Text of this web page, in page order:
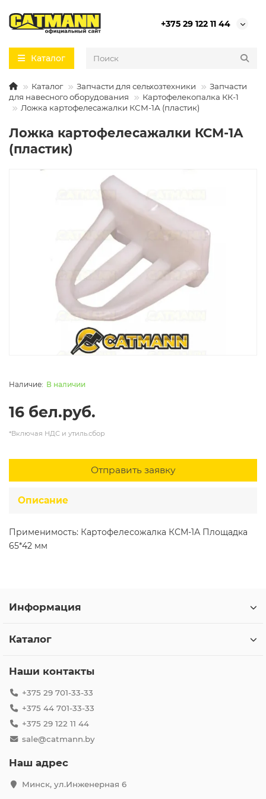
+375 29 122 11 44
Каталог
Каталог Запчасти для сельхозтехники
Запчасти
для навесного оборудования
Картофелекопалка КК-1
Ложка картофелесажалки КСМ-1А (пластик)
Ложка картофелесажалки КСМ-1А
(пластик)
В наличии
16 бел.руб.
*Включая НДС и утиль.сбор
Отправить заявку
Описание
Применимость: Картофелесожалка КСМ-1А Площадка
65*42 мм
Информация
Каталог
Наши контакты
+375 29 701-33-33
+375 44 701-33-33
+375 29 122 11 44
sale@catmann.by
Наш адрес
Минск, ул.Инженерная 6